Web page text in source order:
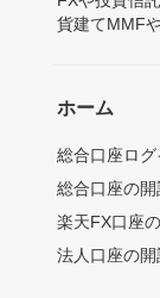
貨建てMMF
ホーム
総合口座ログ
総合口座の開
楽天FX口座
法人口座の開